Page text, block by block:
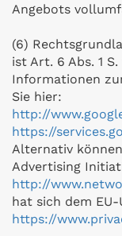
Angebots
(6)
ist Art. 6 Abs. 1
Informationen
Sie hier:
http://
https://
Alternativ
Advertising
http://
hat sich dem
https://